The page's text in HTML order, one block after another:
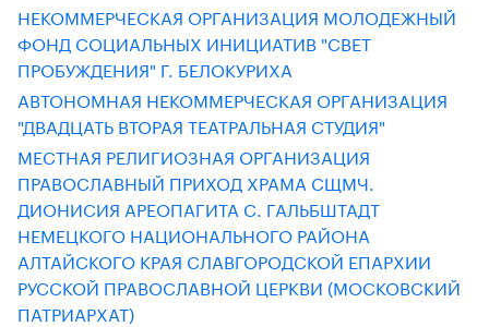
НЕКОММЕРЧЕСКАЯ ОРГАНИЗАЦИЯ МОЛОДЕЖНЫЙ
ФОНД СОЦИАЛЬНЫХ ИНИЦИАТИВ "СВЕТ
ПРОБУЖДЕНИЯ" Г. БЕЛОКУРИХА
АВТОНОМНАЯ НЕКОММЕРЧЕСКАЯ ОРГАНИЗАЦИЯ
"ДВАДЦАТЬ ВТОРАЯ ТЕАТРАЛЬНАЯ СТУДИЯ"
МЕСТНАЯ РЕЛИГИОЗНАЯ ОРГАНИЗАЦИЯ
ПРАВОСЛАВНЫЙ ПРИХОД ХРАМА СЩМЧ.
ДИОНИСИЯ АРЕОПАГИТА С. ГАЛЬБШТАДТ
НЕМЕЦКОГО НАЦИОНАЛЬНОГО РАЙОНА
АЛТАЙСКОГО КРАЯ СЛАВГОРОДСКОЙ ЕПАРХИИ
РУССКОЙ ПРАВОСЛАВНОЙ ЦЕРКВИ (МОСКОВСКИЙ
ПАТРИАРХАТ)